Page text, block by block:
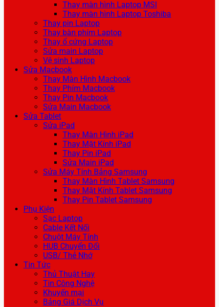
Thay màn hình Laptop MSI
Thay màn hình Laptop Toshiba
Thay pin Laptop
Thay bàn phím Laptop
Thay ổ cứng Laptop
Sửa main Laptop
Vệ sinh Laptop
Sửa Macbook
Thay Màn Hình Macbook
Thay Phím Macbook
Thay Pin Macbook
Sửa Main Macbook
Sửa Tablet
Sửa iPad
Thay Màn Hình iPad
Thay Mặt Kính iPad
Thay Pin iPad
Sửa Main iPad
Sửa Máy Tính Bảng Samsung
Thay Màn Hình Tablet Samsung
Thay Mặt Kính Tablet Samsung
Thay Pin Tablet Samsung
Phụ Kiện
Sạc Laptop
Cable Kết Nối
Chuột Máy Tính
HUB Chuyển Đổi
USB/ Thẻ Nhớ
Tin Tức
Thủ Thuật Hay
Tin Công Nghệ
Khuyến mại
Bảng Giá Dịch Vụ